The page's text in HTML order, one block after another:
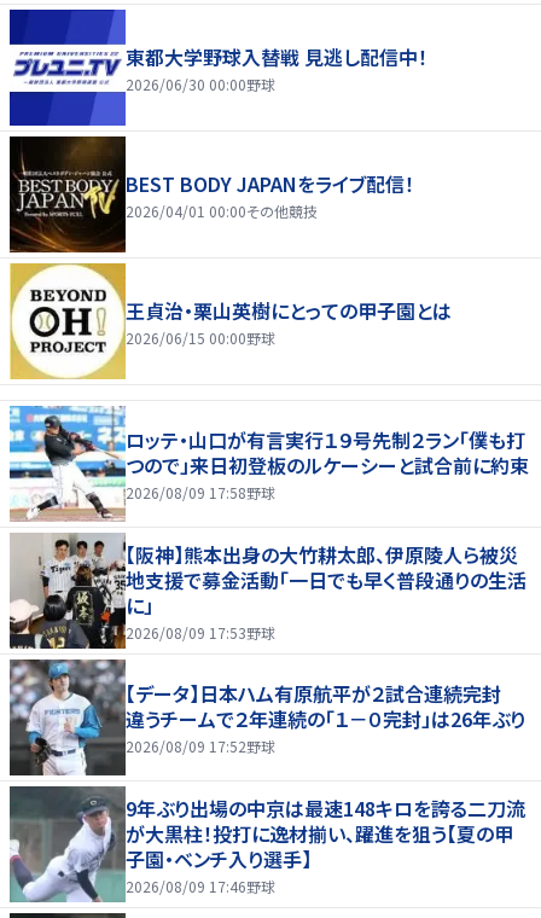
東都大学野球入替戦 見逃し配信中！
2026/06/30 00:00野球
BEST BODY JAPANをライブ配信！
2026/04/01 00:00その他競技
王貞治・栗山英樹にとっての甲子園とは
2026/06/15 00:00野球
ロッテ・山口が有言実行１９号先制２ラン「僕も打
つので」来日初登板のルケーシーと試合前に約束
2026/08/09 17:58野球
【阪神】熊本出身の大竹耕太郎、伊原陵人ら被災
地支援で募金活動「一日でも早く普段通りの生活
に」
2026/08/09 17:53野球
【データ】日本ハム有原航平が２試合連続完封
違うチームで２年連続の「１－０完封」は26年ぶり
2026/08/09 17:52野球
9年ぶり出場の中京は最速148キロを誇る二刀流
が大黒柱！投打に逸材揃い、躍進を狙う【夏の甲
子園・ベンチ入り選手】
2026/08/09 17:46野球